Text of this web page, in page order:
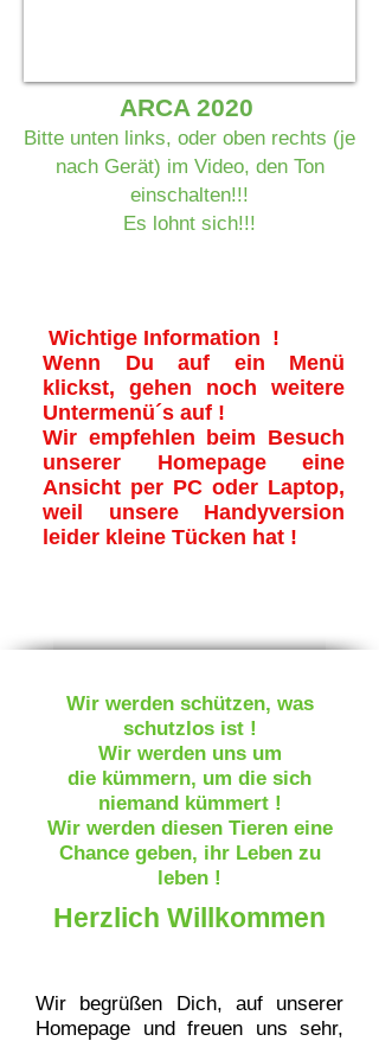
ARCA 2020
Bitte unten links, oder oben rechts (je
nach Gerät) im Video, den Ton
einschalten!!!
Es lohnt sich!!!
Wichtige Information !
Wenn Du auf ein Menü
klickst, gehen noch weitere
Untermenü´s auf !
Wir empfehlen beim Besuch
unserer Homepage eine
Ansicht per PC oder Laptop,
weil unsere Handyversion
leider kleine Tücken hat !
Wir werden schützen, was
schutzlos ist !
Wir werden uns um
die kümmern, um die sich
niemand kümmert !
Wir werden diesen Tieren eine
Chance geben, ihr Leben zu
leben !
Herzlich Willkommen
Wir begrüßen Dich, auf unserer
Homepage und freuen uns sehr,